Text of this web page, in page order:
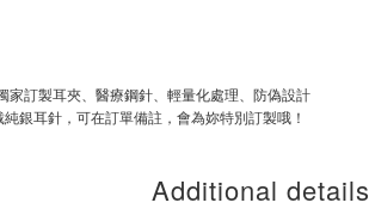
訂製耳夾、醫療鋼針、輕量化處理、防偽設計
銀耳針，可在訂單備註，會為妳特別訂製哦！
Additional details